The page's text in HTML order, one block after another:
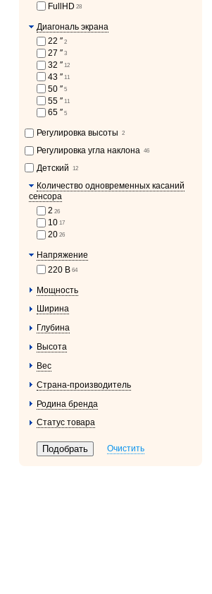
FullHD 28
Диагональ экрана
22 ″ 2
27 ″ 3
32 ″ 12
43 ″ 11
50 ″ 5
55 ″ 11
65 ″ 5
Регулировка высоты 2
Регулировка угла наклона 46
Детский 12
Количество одновременных касаний
сенсора
2 26
10 17
20 26
Напряжение
220 В 64
Мощность
Ширина
Глубина
Высота
Вес
Страна-производитель
Родина бренда
Статус товара
Очистить